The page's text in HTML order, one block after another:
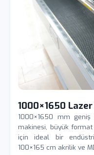
1000×1650
1000×1650 mm geniş
makinesi, büyük
için ideal bir
100×165 cm akrilik ve